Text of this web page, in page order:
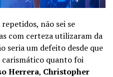
não sei se
com certeza utilizaram da
seria um defeito desde que
carismático quanto foi
Herrera, Christopher